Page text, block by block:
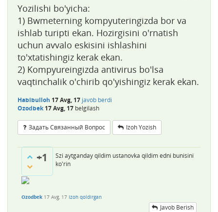
Yozilishi bo'yicha:
1) Bwmeterning kompyuteringizda bor va
ishlab turipti ekan. Hozirgisini o'rnatish
uchun avvalo eskisini ishlashini
to'xtatishingiz kerak ekan.
2) Kompyureingizda antivirus bo'lsa
vaqtinchalik o'chirib qo'yishingiz kerak ekan.
Habibulloh 17 Avg, 17 javob berdi
Ozodbek 17 Avg, 17 belgilash
Задать Связанный Вопрос Izoh Yozish
+1
Szi aytganday qildim ustanovka qildim edni bunisini
ko'rin
Ozodbek 17 Avg, 17 Izoh qoldirgan
Javob Berish